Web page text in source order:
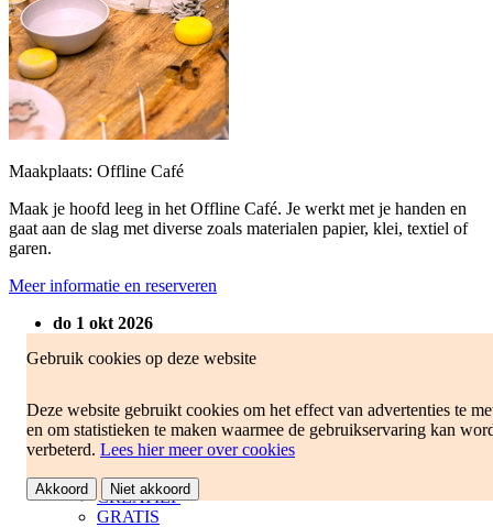
Gebruik cookies op deze website
Deze website gebruikt cookies om het effect van advertenties te
en om statistieken te maken waarmee de gebruikservaring kan
verbeterd. Lees hier meer over cookies
Akkoord Niet akkoord
Maakplaats: Offline Café
Maak je hoofd leeg in het Offline Café. Je werkt met je handen en
gaat aan de slag met diverse zoals materialen papier, klei, textiel of
garen.
Meer informatie en reserveren
do 1 okt 2026
Bibliotheek Heerenveen
Burgemeester Kuperusplein 48
8442 CL Heerenveen
Volwassenen
18+
CREATIEF
GRATIS